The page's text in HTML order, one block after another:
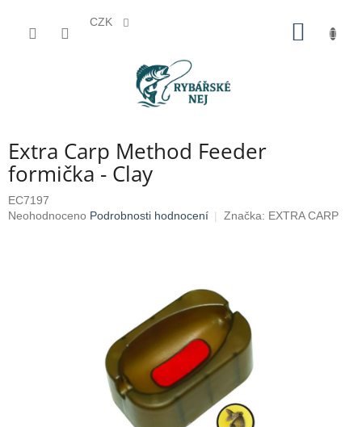
CZK
Extra Carp Method Feeder
formička - Clay
EC7197
Průměrné
Neohodnoceno Podrobnosti hodnocení Značka: EXTRA CARP